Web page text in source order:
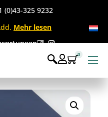
(0)43-325 9232
Mehr lesen
0